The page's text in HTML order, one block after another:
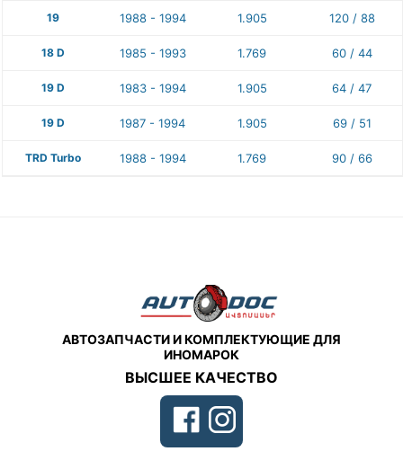
19 1988 - 1994 1.905 120 / 88
18 D 1985 - 1993 1.769 60 / 44
19 D 1983 - 1994 1.905 64 / 47
19 D 1987 - 1994 1.905 69 / 51
TRD Turbo 1988 - 1994 1.769 90 / 66
АВТОЗАПЧАСТИ И КОМПЛЕКТУЮЩИЕ ДЛЯ
ИНОМАРОК
ВЫСШЕЕ КАЧЕСТВО